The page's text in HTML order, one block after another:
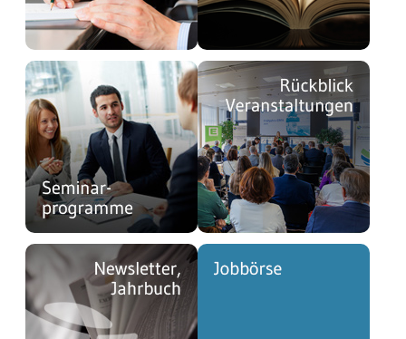
undefined undefined
undefined undefined